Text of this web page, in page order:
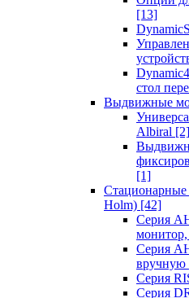
[13]
стол
Выдвижные
Albiral [2]
[1]
Holm) [42]
Серия
Серия
вручную
Серия
Серия